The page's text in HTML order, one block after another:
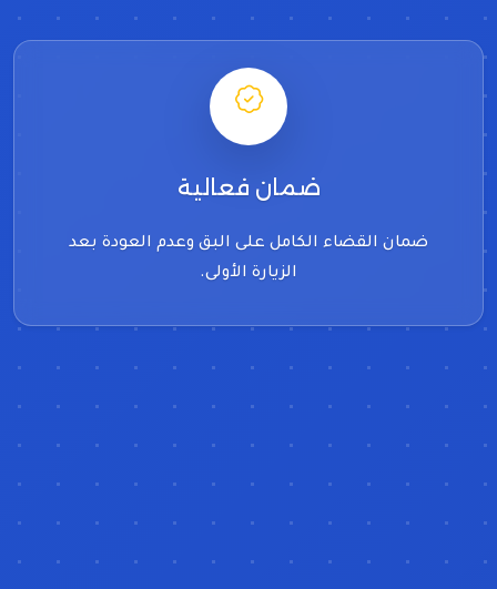
ضمان فعالية
ضمان القضاء الكامل على البق وعدم العودة بعد
الزيارة الأولى.